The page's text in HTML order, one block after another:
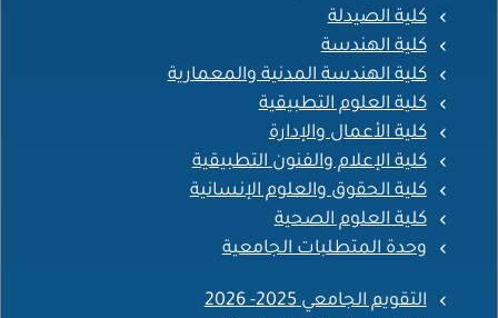
كلية الصيدلة
كلية الهندسة
كلية الهندسة المدنية والمعمارية
كلية العلوم التطبيقية
كلية الأعمال والإدارة
كلية الإعلام والفنون التطبيقية
كلية الحقوق والعلوم الإنسانية
كلية العلوم الصحية
وحدة المتطلبات الجامعية
التقويم الجامعي 2025- 2026